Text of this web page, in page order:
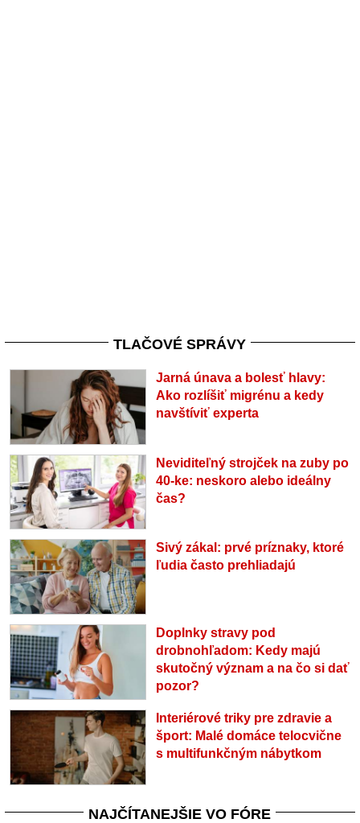
TLAČOVÉ SPRÁVY
Jarná únava a bolesť hlavy:
Ako rozlíšiť migrénu a kedy
navštíviť experta
Neviditeľný strojček na zuby po
40-ke: neskoro alebo ideálny
čas?
Sivý zákal: prvé príznaky, ktoré
ľudia často prehliadajú
Doplnky stravy pod
drobnohľadom: Kedy majú
skutočný význam a na čo si dať
pozor?
Interiérové triky pre zdravie a
šport: Malé domáce telocvične
s multifunkčným nábytkom
NAJČÍTANEJŠIE VO FÓRE